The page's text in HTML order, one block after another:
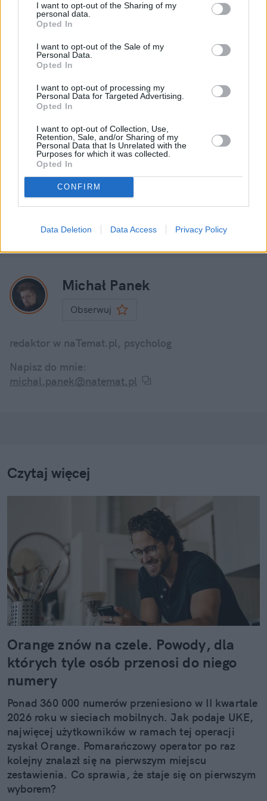
I want to opt-out of the Sharing of my
personal data.
Opted In
I want to opt-out of the Sale of my
Personal Data.
Opted In
I want to opt-out of processing my
Personal Data for Targeted Advertising.
Opted In
I want to opt-out of Collection, Use,
Retention, Sale, and/or Sharing of my
Personal Data that Is Unrelated with the
Purposes for which it was collected.
Opted In
CONFIRM
Data Deletion Data Access Privacy Policy
Warto jednocześnie pamiętać, że kwestia
ustanowienia nowego instrumentu zależna jest w tej
chwili przede wszystkim od
Karola Nawrockiego
Prezydent może zawetować proponowane przez rząd
zmiany.
Nie przegap żadnej ważnej wiadomości i
obserwuj nas w Google News!
Więcej:
Oszczędzanie Rząd Marek Belka
Michał Panek
Obserwuj
redaktor w naTemat.pl, psycholog
Napisz do mnie:
michal.panek@natemat.pl
Czytaj więcej
Orange znów na czele. Powody, dla
których tyle osób przenosi do niego
numery
Ponad 360 000 numerów przeniesiono w II kwartale
2026 roku w sieciach mobilnych. Jak podaje UKE,
najwięcej użytkowników w ramach tej operacji
zyskał Orange. Pomarańczowy operator po raz
kolejny znalazł się na pierwszym miejscu
zestawienia. Co sprawia, że staje się on pierwszym
wyborem?